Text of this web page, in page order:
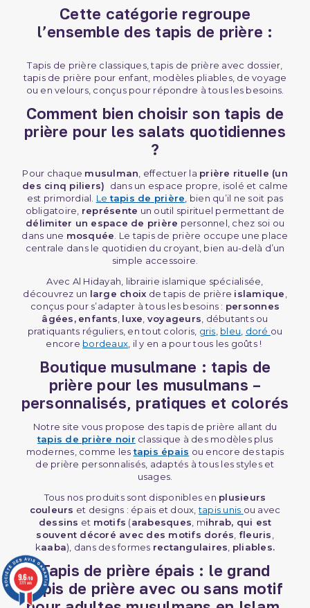
(1 avis)
Cette catégorie regroupe
l’ensemble des tapis de prière :
Tapis de prière classiques, tapis de prière avec dossier,
tapis de prière pour enfant, modèles pliables, de voyage
ou en velours, conçus pour répondre à tous les besoins.
Comment bien choisir son tapis de
prière pour les salats quotidiennes
?
Pour chaque musulman , effectuer la prière rituelle (un
des cinq piliers)
dans un espace propre, isolé et calme
est primordial. Letapis de prière , bien qu’il ne soit pas
obligatoire, représente un outil spirituel permettant de
délimiter un espace de prière personnel, chez soi ou
dans une mosquée . Le tapis de prière occupe une place
centrale dans le quotidien du croyant, bien au-delà d’un
simple accessoire.
Avec Al Hidayah, librairie islamique spécialisée,
découvrez un large choix de tapis de prière islamique
conçus pour s’adapter à tous les besoins : personnes
âgées, enfants luxe voyageurs , débutants ou
pratiquants réguliers, en tout coloris, gris bleu doré ou
encore bordeaux , il y en a pour tous les goûts !
Boutique musulmane : tapis de
prière pour les musulmans –
personnalisés, pratiques et colorés
Notre site vous propose des tapis de prière allant du
tapis de prière noir classique à des modèles plus
modernes, comme lestapis épais ou encore des tapis
de prière personnalisés, adaptés à tous les styles et
usages.
Tous nos produits sont disponibles en plusieurs
couleurs et designs : épais et doux,tapis unis ou avec
dessins et motifs (arabesques , mihrab, qui est
souvent décoré avec des motifs dorés fleuris
kaaba), dans des formes rectangulaires pliables.
Tapis de prière épais : le grand
tapis de prière avec ou sans motif
9.6/10
3771 avis